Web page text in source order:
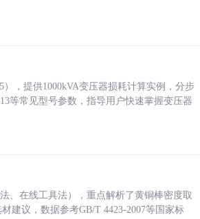
，提供1000kVA变压器损耗计算实例，分步
等常见型号参数，指导用户快速掌握变压器
、在线工具法），重点解析了黄铜棒密度取
建议，数据参考GB/T 4423-2007等国家标